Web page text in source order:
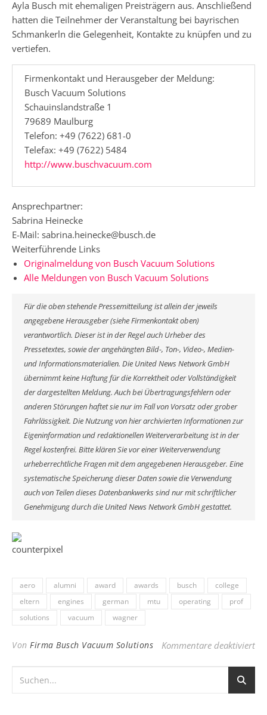
Ayla Busch mit ehemaligen Preisträgern aus. Anschließend
hatten die Teilnehmer der Veranstaltung bei bayrischen
Schmankerln die Gelegenheit, Kontakte zu knüpfen und zu
vertiefen.
Firmenkontakt und Herausgeber der Meldung:
Busch Vacuum Solutions
Schauinslandstraße 1
79689 Maulburg
Telefon: +49 (7622) 681-0
Telefax: +49 (7622) 5484
http://www.buschvacuum.com
Ansprechpartner:
Sabrina Heinecke
E-Mail: sabrina.heinecke@busch.de
Weiterführende Links
Originalmeldung von Busch Vacuum Solutions
Alle Meldungen von Busch Vacuum Solutions
Für die oben stehende Pressemitteilung ist allein der jeweils
angegebene Herausgeber (siehe Firmenkontakt oben)
verantwortlich. Dieser ist in der Regel auch Urheber des
Pressetextes, sowie der angehängten Bild-, Ton-, Video-, Medien-
und Informationsmaterialien. Die United News Network GmbH
übernimmt keine Haftung für die Korrektheit oder Vollständigkeit
der dargestellten Meldung. Auch bei Übertragungsfehlern oder
anderen Störungen haftet sie nur im Fall von Vorsatz oder grober
Fahrlässigkeit. Die Nutzung von hier archivierten Informationen zur
Eigeninformation und redaktionellen Weiterverarbeitung ist in der
Regel kostenfrei. Bitte klären Sie vor einer Weiterverwendung
urheberrechtliche Fragen mit dem angegebenen Herausgeber. Eine
systematische Speicherung dieser Daten sowie die Verwendung
auch von Teilen dieses Datenbankwerks sind nur mit schriftlicher
Genehmigung durch die United News Network GmbH gestattet.
aero alumni award awards busch
college
eltern
engines german mtu operating
prof
solutions
vacuum wagner
Von Firma Busch Vacuum Solutions Kommentare deaktiviertfür